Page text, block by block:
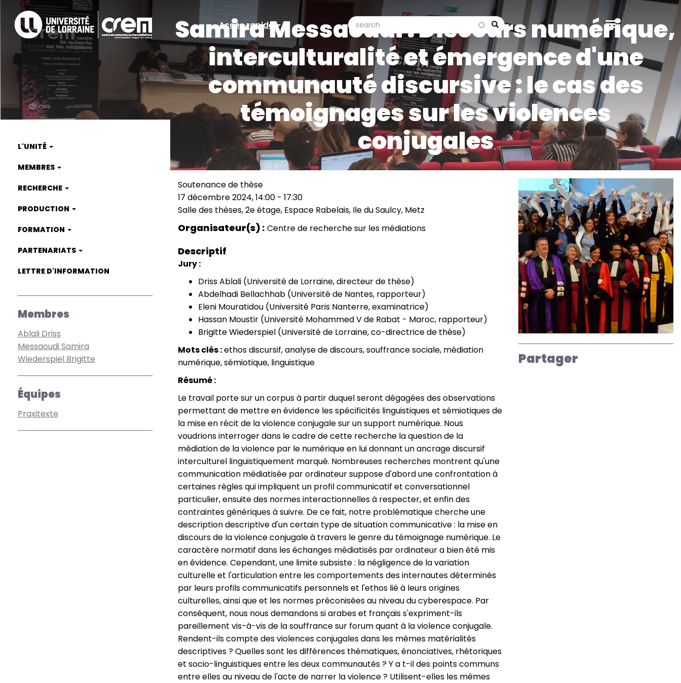
contenu
principal
Accès
rapide
Accès rapide
Search
search search
Samira Messaoudi : Discours numérique,
interculturalité et émergence d'une
communauté discursive : le cas des
témoignages sur les violences
conjugales
L'UNITÉ
MEMBRES
RECHERCHE
PRODUCTION
FORMATION
PARTENARIATS
LETTRE D'INFORMATION
Membres
Ablali Driss
Messaoudi Samira
Wiederspiel Brigitte
Équipes
Praxitexte
Type
de
manifestation
Soutenance de thèse
Date
(smart)
17 décembre 2024, 14:00 - 17:30
Lieu
Salle des thèses, 2e étage, Espace Rabelais, Ile du Saulcy, Metz
Organisateur(s) Centre de recherche sur les médiations
Descriptif
Jury :
Driss Ablali (Université de Lorraine, directeur de thèse)
Abdelhadi Bellachhab (Université de Nantes, rapporteur)
Eleni Mouratidou (Université Paris Nanterre, examinatrice)
Hassan Moustir (Université Mohammed V de Rabat - Maroc, rapporteur)
Brigitte Wiederspiel (Université de Lorraine, co-directrice de thèse)
Mots clés :ethos discursif, analyse de discours, souffrance sociale, médiation
numérique, sémiotique, linguistique
Résumé :
Le travail porte sur un corpus à partir duquel seront dégagées des observations
permettant de mettre en évidence les spécificités linguistiques et sémiotiques de
la mise en récit de la violence conjugale sur un support numérique. Nous
voudrions interroger dans le cadre de cette recherche la question de la
médiation de la violence par le numérique en lui donnant un ancrage discursif
interculturel linguistiquement marqué. Nombreuses recherches montrent qu'une
communication médiatisée par ordinateur suppose d'abord une confrontation à
certaines règles qui impliquent un profil communicatif et conversationnel
particulier, ensuite des normes interactionnelles à respecter, et enfin des
contraintes génériques à suivre. De ce fait, notre problématique cherche une
description descriptive d'un certain type de situation communicative : la mise en
discours de la violence conjugale à travers le genre du témoignage numérique. Le
caractère normatif dans les échanges médiatisés par ordinateur a bien été mis
en évidence. Cependant, une limite subsiste : la négligence de la variation
culturelle et l'articulation entre les comportements des internautes déterminés
par leurs profils communicatifs personnels et l'ethos lié à leurs origines
culturelles, ainsi que et les normes préconisées au niveau du cyberespace. Par
conséquent, nous nous demandons si arabes et français s'expriment-ils
pareillement vis-à-vis de la souffrance sur forum quant à la violence conjugale.
Rendent-ils compte des violences conjugales dans les mêmes matérialités
descriptives ? Quelles sont les différences thématiques, énonciatives, rhétoriques
et socio-linguistiques entre les deux communautés ? Y a t-il des points communs
entre elles au niveau de l'acte de narrer la violence ? Utilisent-elles les mêmes
Partager